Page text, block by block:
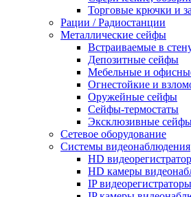
Торговые крючки и
Рации / Радиостанции
Металлические сейфы
Встраиваемые в
Депозитные сейфы
Мебельные и
Огнестойкие и
Оружейные сейфы
Сейфы-термостаты
Эксклюзивные
Сетевое оборудование
Системы видеонаблюдения
HD
HD камеры
IP видеорегистраторы